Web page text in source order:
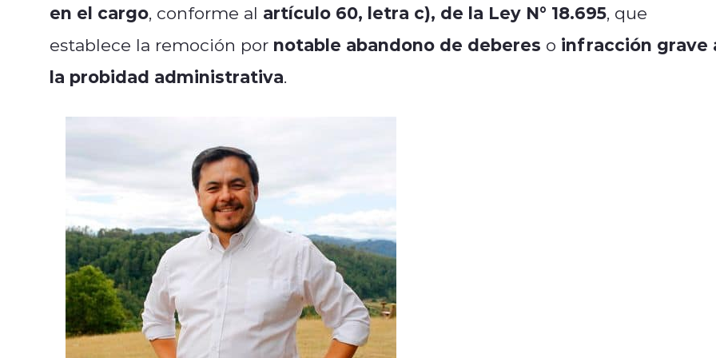
en el cargo, conforme al artículo 60, letra c), de la Ley N° 18.695, que
establece la remoción por notable abandono de deberes o infracción grave
la probidad administrativa.